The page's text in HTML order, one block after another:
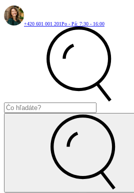
+420 601 001 201Po - Pá: 7:30 - 16:00